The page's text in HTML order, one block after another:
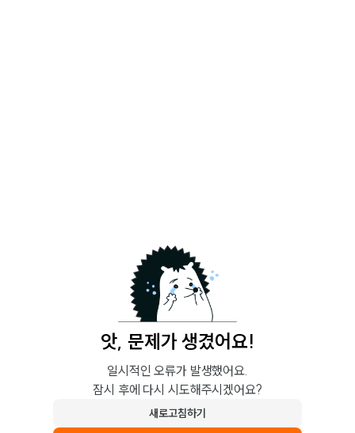
앗, 문제가 생겼어요!
일시적인 오류가 발생했어요.
잠시 후에 다시 시도해주시겠어요?
새로고침하기